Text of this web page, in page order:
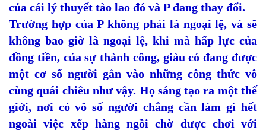
của cái lý thuyết tào lao đó và P đang thay đổi.
Trường hợp của P không phải là ngoại lệ, và sẽ
không bao giờ là ngoại lệ, khi mà hấp lực của
đồng tiền, của sự thành công, giàu có đang được
một cơ số người gắn vào những công thức vô
cùng quái chiêu như vậy. Họ sáng tạo ra một thế
giới, nơi có vô số người chẳng cần làm gì hết
ngoài việc xếp hàng ngồi chờ được chơi với